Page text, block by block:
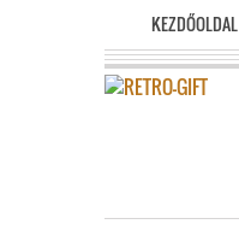
KEZDŐOLDAL